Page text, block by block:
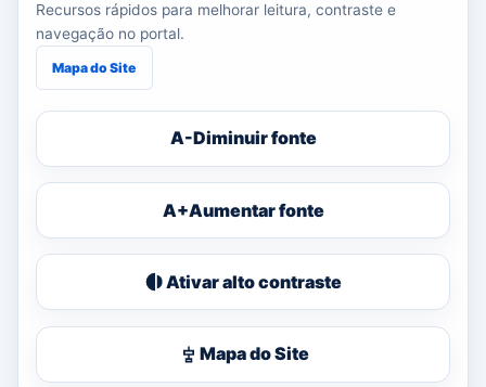
Recursos rápidos para melhorar leitura, contraste e
navegação no portal.
Mapa do Site
A-Diminuir fonte
A+Aumentar fonte
Ativar alto contraste
Mapa do Site